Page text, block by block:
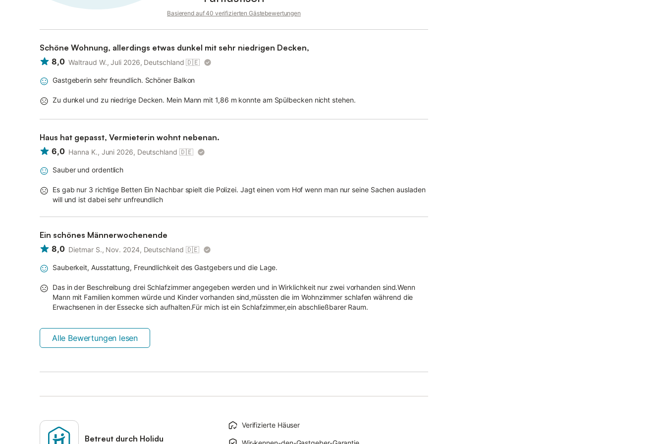
Basierend auf 40 verifizierten Gästebewertungen
Schöne Wohnung, allerdings etwas dunkel mit sehr niedrigen Decken,
8,0 Waltraud W., Juli 2026, Deutschland 🇩🇪
Gastgeberin sehr freundlich. Schöner Balkon
Zu dunkel und zu niedrige Decken. Mein Mann mit 1,86 m konnte am Spülbecken nicht stehen.
Haus hat gepasst, Vermieterin wohnt nebenan.
6,0 Hanna K., Juni 2026, Deutschland 🇩🇪
Sauber und ordentlich
Es gab nur 3 richtige Betten Ein Nachbar spielt die Polizei. Jagt einen vom Hof wenn man nur seine Sachen ausladen
will und ist dabei sehr unfreundlich
Ein schönes Männerwochenende
8,0 Dietmar S., Nov. 2024, Deutschland 🇩🇪
Sauberkeit, Ausstattung, Freundlichkeit des Gastgebers und die Lage.
Das in der Beschreibung drei Schlafzimmer angegeben werden und in Wirklichkeit nur zwei vorhanden sind.Wenn
Mann mit Familien kommen würde und Kinder vorhanden sind,müssten die im Wohnzimmer schlafen während die
Erwachsenen in der Essecke sich aufhalten.Für mich ist ein Schlafzimmer,ein abschließbarer Raum.
Alle Bewertungen lesen
Betreut durch Holidu
Verifizierte Häuser